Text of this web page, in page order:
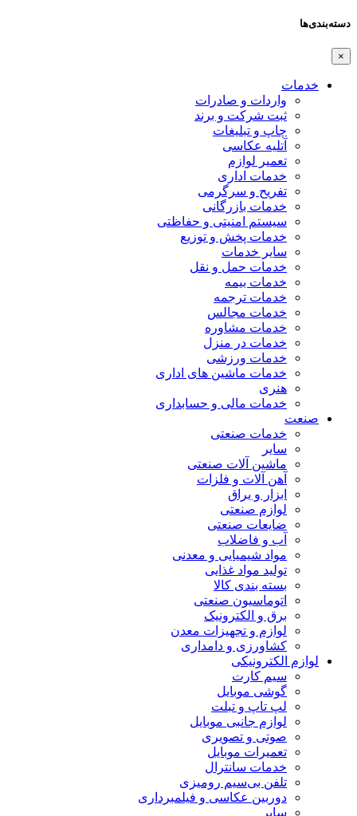
دسته‌بندی‌ها
×
خدمات
واردات و صادرات
ثبت شرکت و برند
چاپ و تبلیغات
آتلیه عکاسی
تعمیر لوازم
خدمات اداری
تفریح و سرگرمی
خدمات بازرگانی
سیستم امنیتی و حفاظتی
خدمات پخش و توزیع
سایر خدمات
خدمات حمل و نقل
خدمات بیمه
خدمات ترجمه
خدمات مجالس
خدمات مشاوره
خدمات در منزل
خدمات ورزشی
خدمات ماشین های اداری
هنری
خدمات مالی و حسابداری
صنعت
خدمات صنعتی
سایر
ماشین آلات صنعتی
آهن آلات و فلزات
ابزار و یراق
لوازم صنعتی
ضایعات صنعتی
آب و فاضلاب
مواد شیمیایی و معدنی
تولید مواد غذایی
بسته بندی کالا
اتوماسیون صنعتی
برق و الکترونیک
لوازم و تجهیزات معدن
کشاورزی و دامداری
لوازم الکترونیکی
سیم کارت
گوشی موبایل
لپ تاپ و تبلت
لوازم جانبی موبایل
صوتی و تصویری
تعمیرات موبایل
خدمات سانترال
تلفن بی‌سیم رومیزی
دوربین عکاسی و فیلمبرداری
سایر